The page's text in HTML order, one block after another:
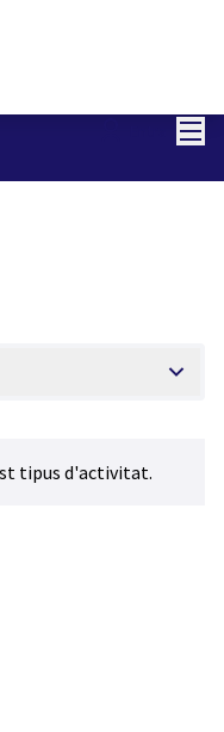
tipus d'activitat.